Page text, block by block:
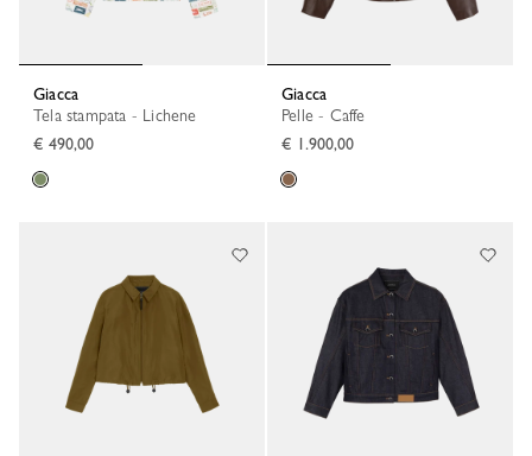
Giacca
Tela stampata - Lichene
€ 490,00
Giacca
Pelle - Caffe
€ 1.900,00